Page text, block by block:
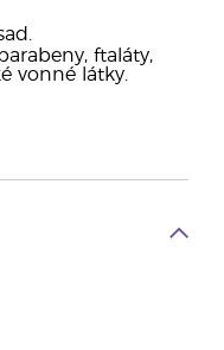
ftaláty,
vonné látky.